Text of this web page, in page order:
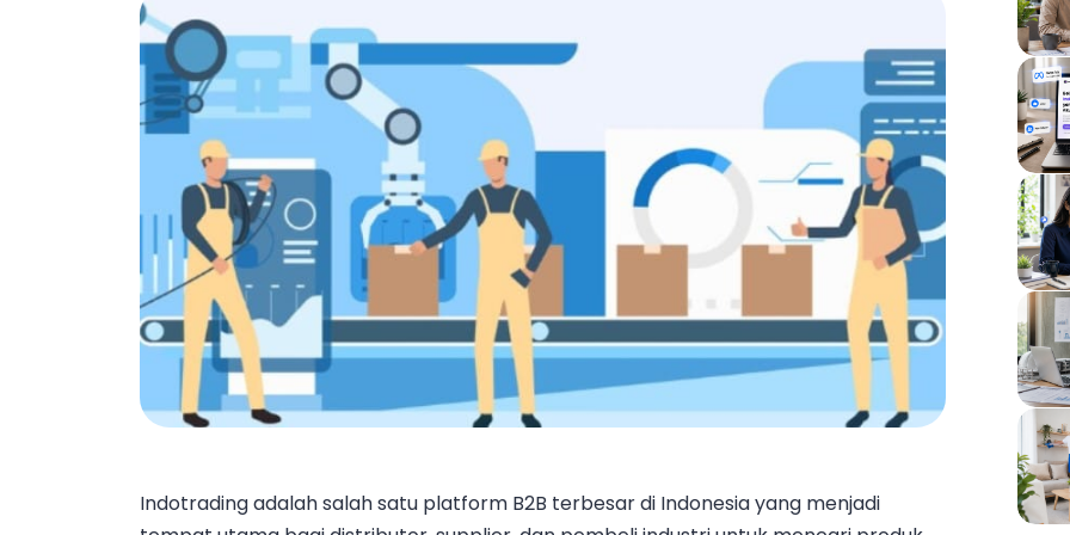
Indotrading adalah salah satu platform B2B terbesar di Indonesia yang menjadi